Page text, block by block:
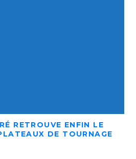
RETROUVE ENFIN LE
DE TOURNAGE